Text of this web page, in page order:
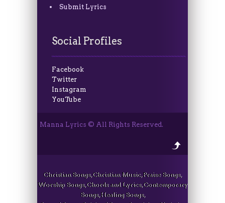
Submit Lyrics
Social Profiles
Facebook
Twitter
Instagram
YouTube
Manna Lyrics © All Rights Reserved.
Christian Songs, Christian Music, Praise Songs,
Worship Songs, Chords and Lyrics, Contemporary
Songs, Healing Songs,